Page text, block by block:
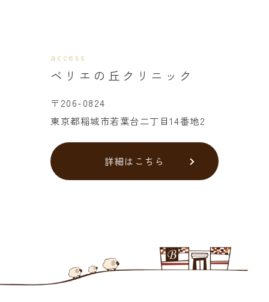
access
ベリエの丘クリニック
〒206-0824
東京都稲城市若葉台二丁目14番地2
詳細はこちら